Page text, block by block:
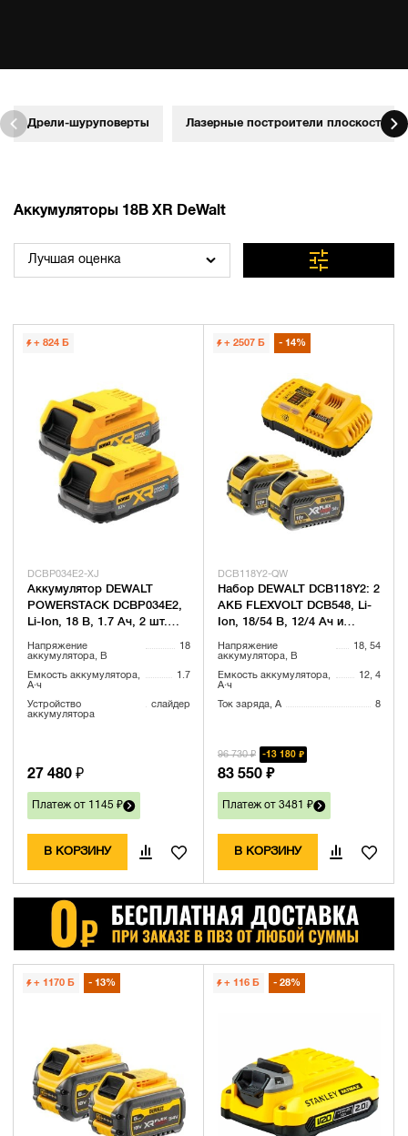
Дрели-шуруповерты Лазерные построители плоскостей
Аккумуляторы 18В XR DeWalt
Лучшая оценка
+ 824 Б
DCBP034E2-XJ
Аккумулятор DEWALT
POWERSTACK DCBP034E2,
Li-Ion, 18 В, 1.7 Ач, 2 шт.
Напряжение
аккумулятора, В
18
Емкость аккумулятора,
А·ч
1.7
Устройство
аккумулятора
слайдер
27 480 ₽
Платеж от 1145 ₽
В КОРЗИНУ
+ 2507 Б 14%
DCB118Y2-QW
Набор DEWALT DCB118Y2: 2
АКБ FLEXVOLT DCB548, Li-
Ion, 18/54 В, 12/4 Ач и
устройство DCB118, 18/54
В, 8 А
Напряжение
аккумулятора, В
18, 54
Емкость аккумулятора,
А·ч
12, 4
Ток заряда, А 8
96 730 ₽ 13 180 ₽
83 550 ₽
Платеж от 3481 ₽
В КОРЗИНУ
+ 1170 Б 13% + 116 Б 28%